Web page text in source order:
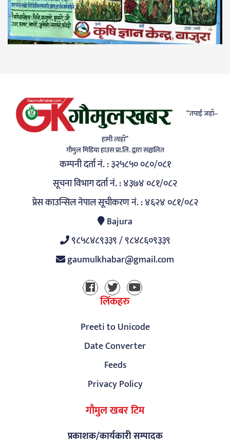
“तपाई जहाँ–
हामी त्यहाँ”
गाैमुल मिडिया हाउस प्रा.लि. द्वारा सञ्चालित
कम्पनी दर्ता नं. : ३२५८५० ०८०/०८१
सूचना विभाग दर्ता नं. : ४३७४ ०८१/०८२
प्रेस काउन्सिल नेपाल सूचीकरण नं. : ४६२४ ०८१/०८२
Bajura
९८५८४८९३३९ / ९८४८६०९३३९
gaumulkhabar@gmail.com
लिंकहरु
Preeti to Unicode
Date Converter
Feeds
Privacy Policy
गौमुल खबर टिम
प्रकाशक/कार्यकारी सम्पादक